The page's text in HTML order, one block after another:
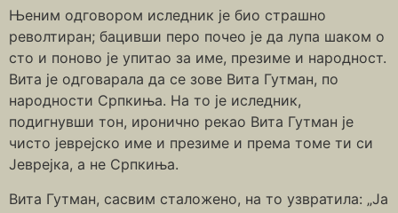
Њеним одговором иследник је био страшно
револтиран; бацивши перо почео је да лупа шаком о
сто и поново је упитао за име, презиме и народност.
Вита је одговарала да се зове Вита Гутман, по
народности Српкиња. На то је иследник,
подигнувши тон, иронично рекао Вита Гутман је
чисто јеврејско име и презиме и према томе ти си
Јеврејка, а не Српкиња.
Вита Гутман, сасвим сталожено, на то узвратила: „Ја